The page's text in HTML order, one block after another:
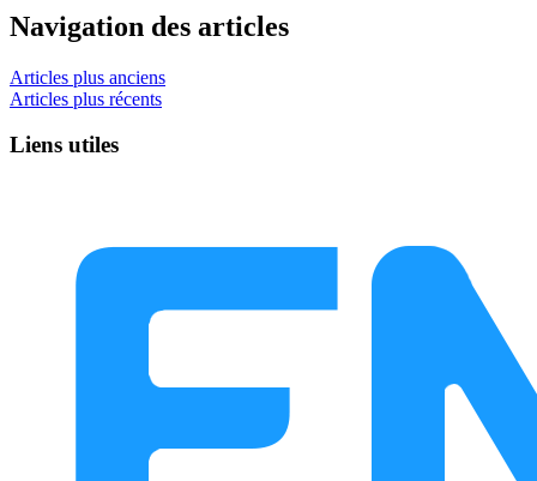
Navigation des articles
Articles plus anciens
Articles plus récents
Liens utiles